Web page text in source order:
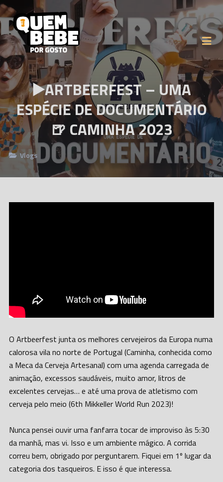
▶️ARTBEERFEST – UMA
ESPÉCIE DE DOCUMENTÁRIO
🍺 CAMINHA 2023
Vlogs
O Artbeerfest junta os melhores cervejeiros da Europa numa
calorosa vila no norte de Portugal (Caminha, conhecida como
a Meca da Cerveja Artesanal) com uma agenda carregada de
animação, excessos saudáveis, muito amor, litros de
excelentes cervejas… e até uma prova de atletismo com
cerveja pelo meio (6th Mikkeller World Run 2023)!
Nunca pensei ouvir uma fanfarra tocar de improviso às 5:30
da manhã, mas vi. Isso e um ambiente mágico. A corrida
correu bem, obrigado por perguntarem. Fiquei em 1º lugar da
categoria dos tasqueiros. E isso é que interessa.